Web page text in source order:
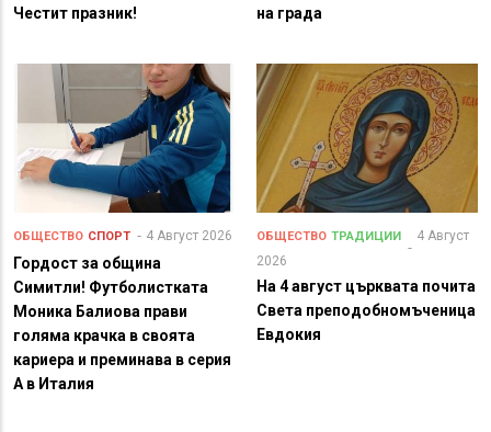
Честит празник!
на града
ОБЩЕСТВО СПОРТ 4 Август 2026
Гордост за община
Симитли! Футболистката
Моника Балиова прави
голяма крачка в своята
кариера и преминава в серия
А в Италия
ОБЩЕСТВО ТРАДИЦИИ
4 Август
2026
На 4 август църквата почита
Света преподобномъченица
Евдокия